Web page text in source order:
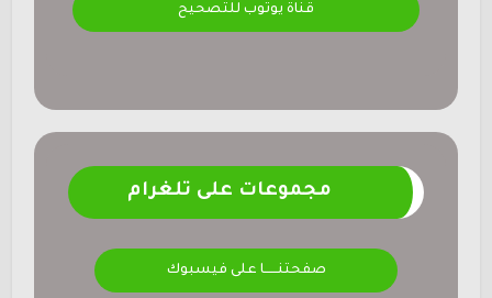
قناة يوتوب للتصحيح
مجموعات على تلغرام
صفحتنــــــا على فيسبوك